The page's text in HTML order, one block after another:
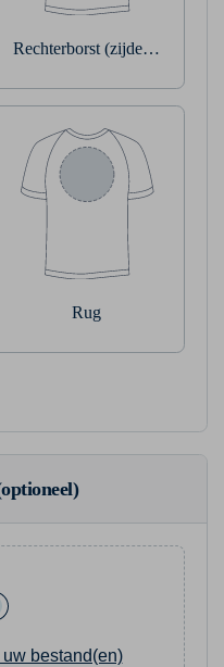
Rechterborst (zijde
Rug
bestand(en)